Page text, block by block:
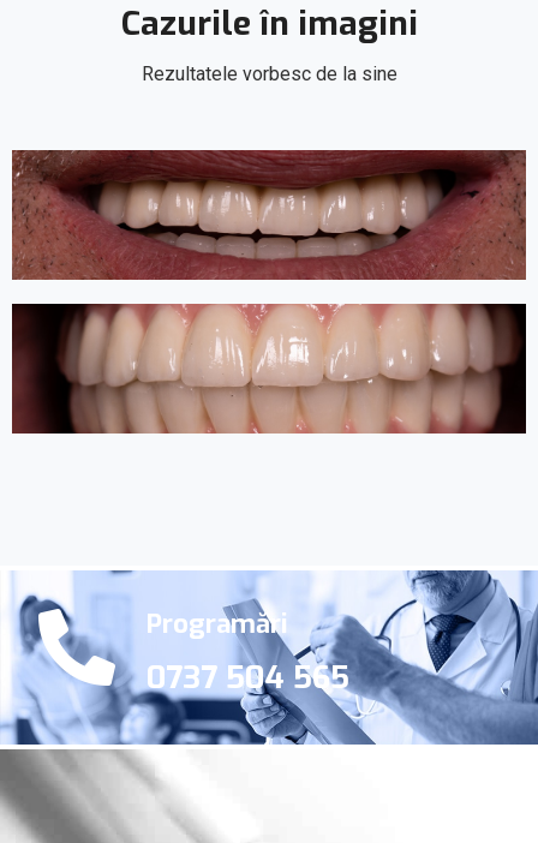
Cazurile în imagini
Rezultatele vorbesc de la sine
Programări
0737 504 565